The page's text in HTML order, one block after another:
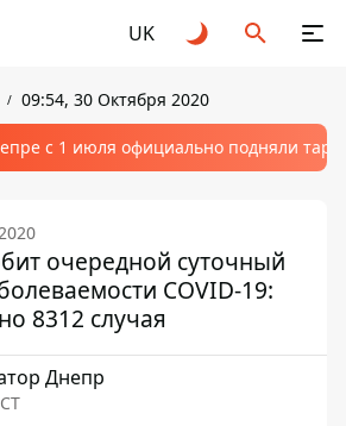
UK
09:54, 30 Октября 2020
с 1 июля официально подняли
очередной суточный
COVID-19:
8312 случая
Днепр